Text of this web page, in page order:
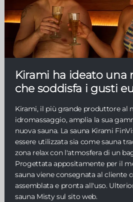
Kirami ha ideato una
che soddisfa i gusti
Kirami, il più grande produttore al
idromassaggio, amplia la sua
nuova sauna. La sauna Kirami
essere utilizzata sia come sauna
zona relax con l'atmosfera di un
Progettata appositamente per il
sauna viene consegnata al cliente
assemblata e pronta all'uso.
sauna Misty sul sito web.